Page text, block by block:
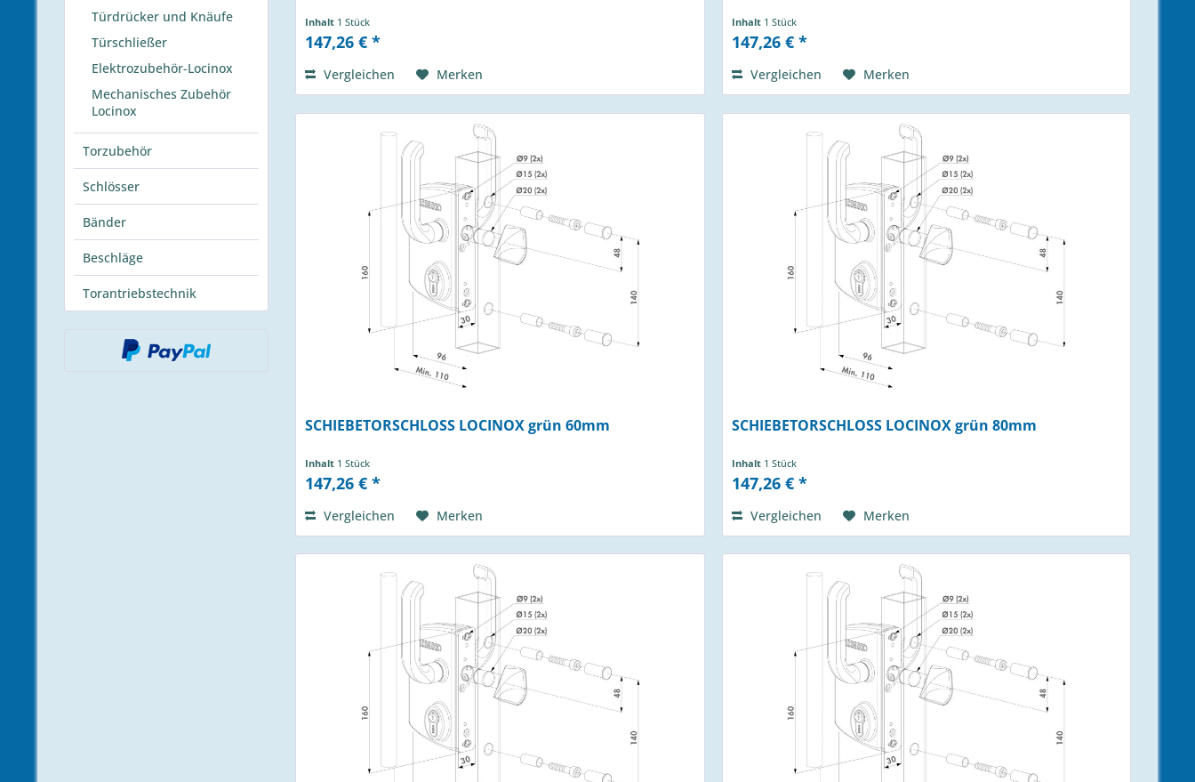
Türdrücker und Knäufe
Türschließer
Elektrozubehör-Locinox
Mechanisches Zubehör
Locinox
Torzubehör
Schlösser
Bänder
Beschläge
Torantriebstechnik
Inhalt 1 Stück
147,26 € *
Vergleichen Merken
Inhalt 1 Stück
147,26 € *
Vergleichen Merken
SCHIEBETORSCHLOSS LOCINOX grün 60mm
Inhalt 1 Stück
147,26 € *
Vergleichen Merken
SCHIEBETORSCHLOSS LOCINOX grün 80mm
Inhalt 1 Stück
147,26 € *
Vergleichen Merken